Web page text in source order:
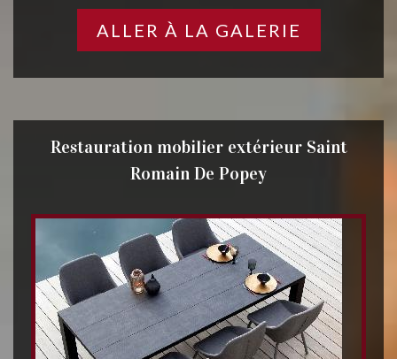
ALLER À LA GALERIE
Restauration mobilier extérieur Saint
Romain De Popey